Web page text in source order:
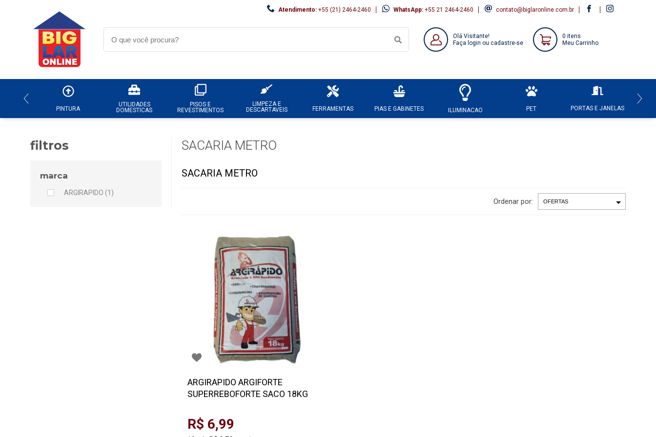
Atendimento: +55 (21) 2464-2460 WhatsApp: +55 21 2464-2460 contato@biglaronline.com.br
Olá Visitante!
Faça login ou cadastre-se
0 itens
Meu Carrinho
PINTURA
UTILIDADES
DOMESTICAS
PISOS E
REVESTIMENTOS
LIMPEZA E
DESCARTAVEIS
FERRAMENTAS PIAS E GABINETES ILUMINACAO PET PORTAS E JANELAS
filtros
marca
ARGIRAPIDO (1)
SACARIA METRO
SACARIA METRO
Ordenar por:
ARGIRAPIDO ARGIFORTE
SUPERREBOFORTE SACO 18KG
R$ 6,99